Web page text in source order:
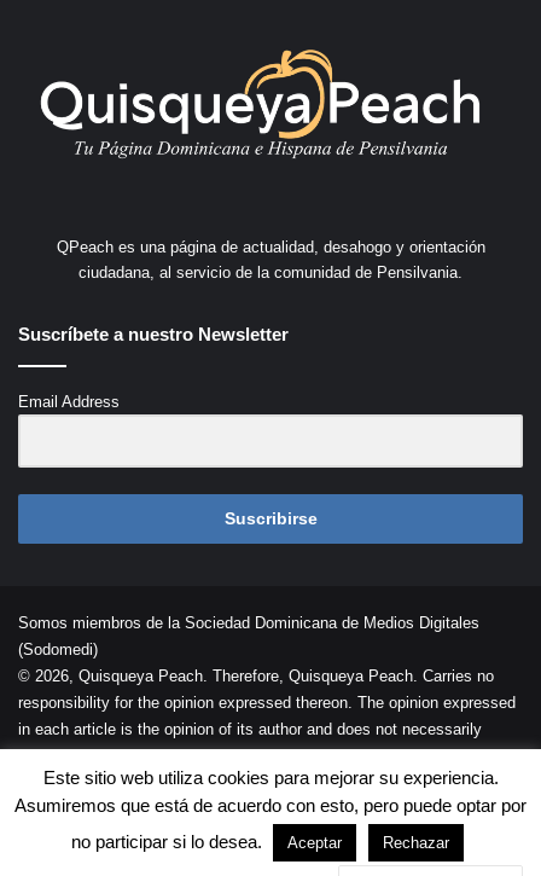
QPeach es una página de actualidad, desahogo y orientación
ciudadana, al servicio de la comunidad de Pensilvania.
Suscríbete a nuestro Newsletter
Email Address
Suscribirse
Somos miembros de la Sociedad Dominicana de Medios Digitales
(Sodomedi)
© 2026, Quisqueya Peach. Therefore, Quisqueya Peach. Carries no
responsibility for the opinion expressed thereon. The opinion expressed
in each article is the opinion of its author and does not necessarily
reflect the opinion of Quisqueya Peach .
Desarrollada porPalaeli Studio
Términos de Uso
Este sitio web utiliza cookies para mejorar su experiencia.
Asumiremos que está de acuerdo con esto, pero puede optar por
no participar si lo desea.
Aceptar Rechazar